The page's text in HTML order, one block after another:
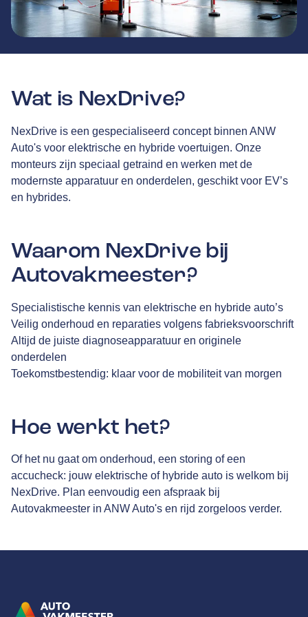
Wat is NexDrive?
NexDrive is een gespecialiseerd concept binnen ANW
Auto's voor elektrische en hybride voertuigen. Onze
monteurs zijn speciaal getraind en werken met de
modernste apparatuur en onderdelen, geschikt voor EV’s
en hybrides.
Waarom NexDrive bij
Autovakmeester?
Specialistische kennis van elektrische en hybride auto’s
Veilig onderhoud en reparaties volgens fabrieksvoorschrift
Altijd de juiste diagnoseapparatuur en originele
onderdelen
Toekomstbestendig: klaar voor de mobiliteit van morgen
Hoe werkt het?
Of het nu gaat om onderhoud, een storing of een
accucheck: jouw elektrische of hybride auto is welkom bij
NexDrive. Plan eenvoudig een afspraak bij
Autovakmeester in ANW Auto's en rijd zorgeloos verder.